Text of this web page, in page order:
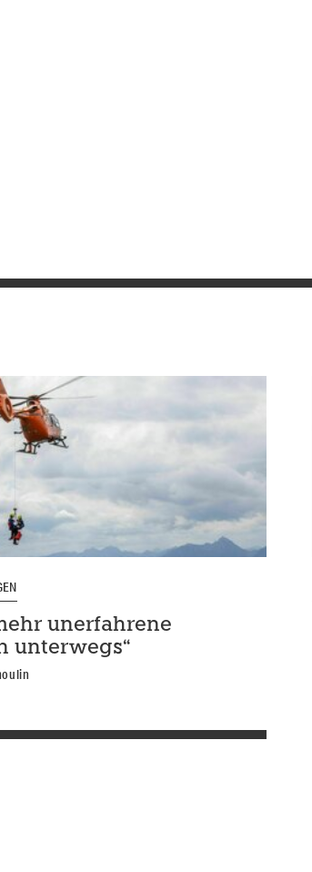
unerfahrene
unterwegs“